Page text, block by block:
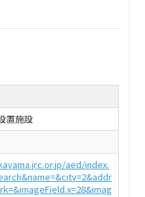
置施設
aed/index.